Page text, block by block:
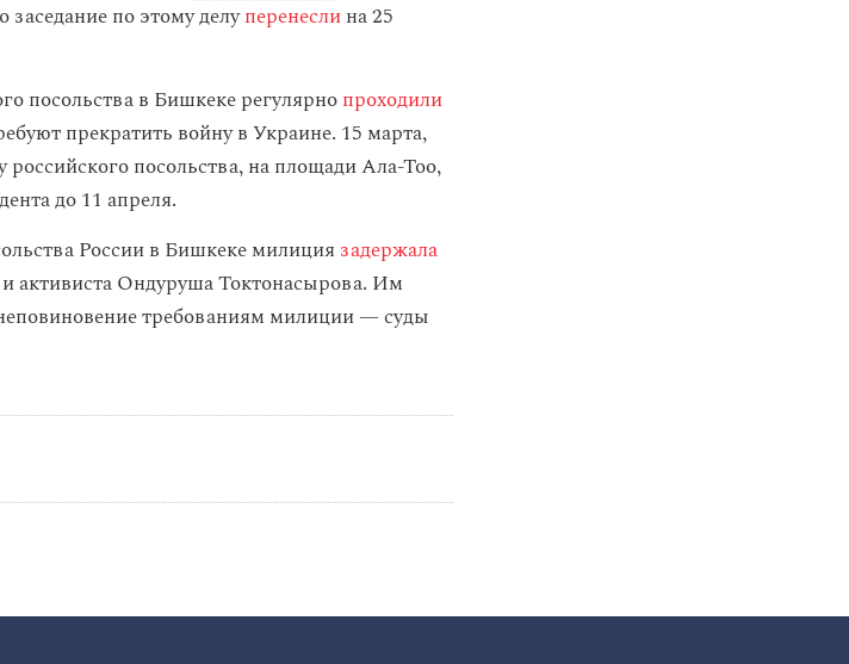
заседание по этому делуперенеслина 25
посольства в Бишкеке регулярнопроходили
прекратить войну в Украине. 15 марта,
посольства, на площади Ала-Тоо,
до 11 апреля.
России в Бишкеке милиция задержала
активиста Ондуруша Токтонасырова. Им
требованиям милиции — суды